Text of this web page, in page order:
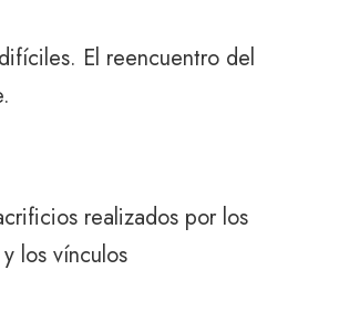
El reencuentro del
realizados por los
los vínculos